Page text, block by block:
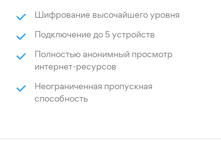
Шифрование высочайшего уровня
Подключение до 5 устройств
Полностью анонимный просмотр
интернет-ресурсов
Неограниченная пропускная
способность